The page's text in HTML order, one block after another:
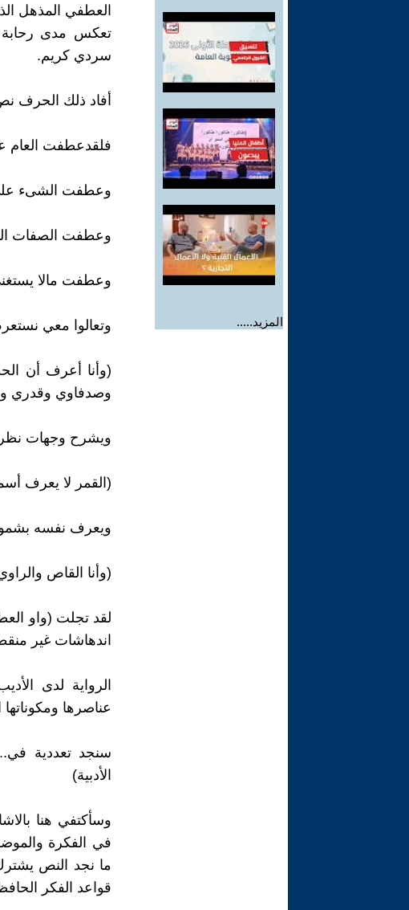
المزيد.....
العطفي المذهل
تعكس مدى رحابة
سردي كريم.
أفاد ذلك الحرف
فلقدعطفت العام
وعطفت الشىء
وعطفت الصفات
وعطفت مالا
وتعالوا معي
(وأنا أعرف أن
وصدفاوي وقدري
ويشرح وجهات
(القمر لا يعرف
ويعرف نفسه
(وأنا القاص
لقد تجلت (واو
اندهاشات غير
الرواية لدى
عناصرها ومكوناتها
سنجد تعددية
الأدبية)
وسأكتفي هنا
في الفكرة
ما نجد النص
قواعد الفكر